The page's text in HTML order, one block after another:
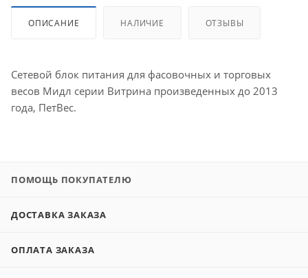
ОПИСАНИЕ НАЛИЧИЕ ОТЗЫВЫ
Сетевой блок питания для фасовочных и торговых
весов Мидл серии Витрина произведенных до 2013
года, ПетВес.
ПОМОЩЬ ПОКУПАТЕЛЮ
ДОСТАВКА ЗАКАЗА
ОПЛАТА ЗАКАЗА